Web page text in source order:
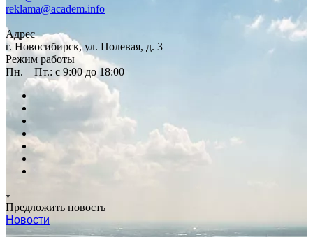
reklama@academ.info
Адрес
г. Новосибирск, ул. Полевая, д. 3
Режим работы
Пн. – Пт.: с 9:00 до 18:00
Предложить новость
Новости